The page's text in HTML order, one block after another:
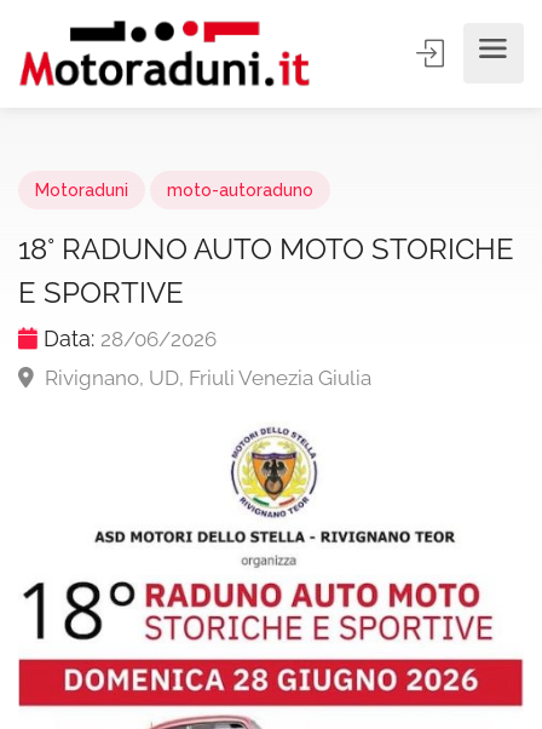
Motoraduni moto-autoraduno
18° RADUNO AUTO MOTO STORICHE
E SPORTIVE
Data: 28/06/2026
Rivignano, UD, Friuli Venezia Giulia